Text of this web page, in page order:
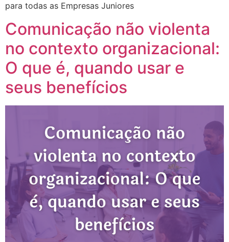
para todas as Empresas Juniores
Comunicação não violenta
no contexto organizacional:
O que é, quando usar e
seus benefícios